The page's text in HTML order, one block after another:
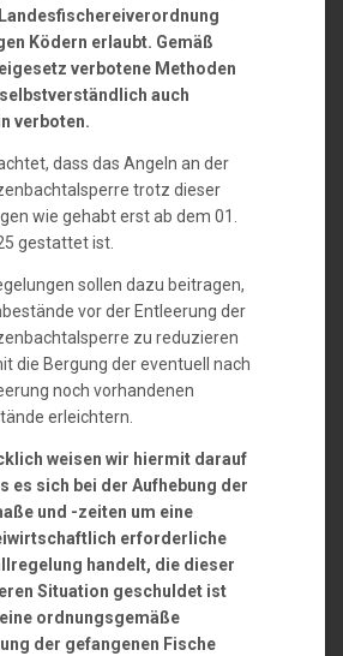
Ködern erlaubt. Gemäß
verbotene Methoden
auch
verboten.
dass das Angeln an der
trotz dieser
wie gehabt erst ab dem 01.
gestattet ist.
sollen dazu beitragen,
vor der Entleerung der
zu reduzieren
die Bergung der eventuell nach
noch vorhandenen
erleichtern.
weisen wir hiermit darauf
es sich bei der Aufhebung der
und -zeiten um eine
erforderliche
handelt, die dieser
Situation geschuldet ist
ordnungsgemäße
der gefangenen Fische